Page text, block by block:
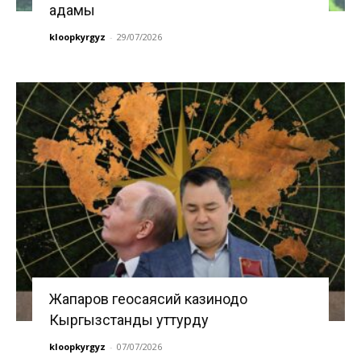
адамы
kloopkyrgyz - 29/07/2026
Жапаров геосаясий казинодо
Кыргызстанды уттурду
kloopkyrgyz - 07/07/2026